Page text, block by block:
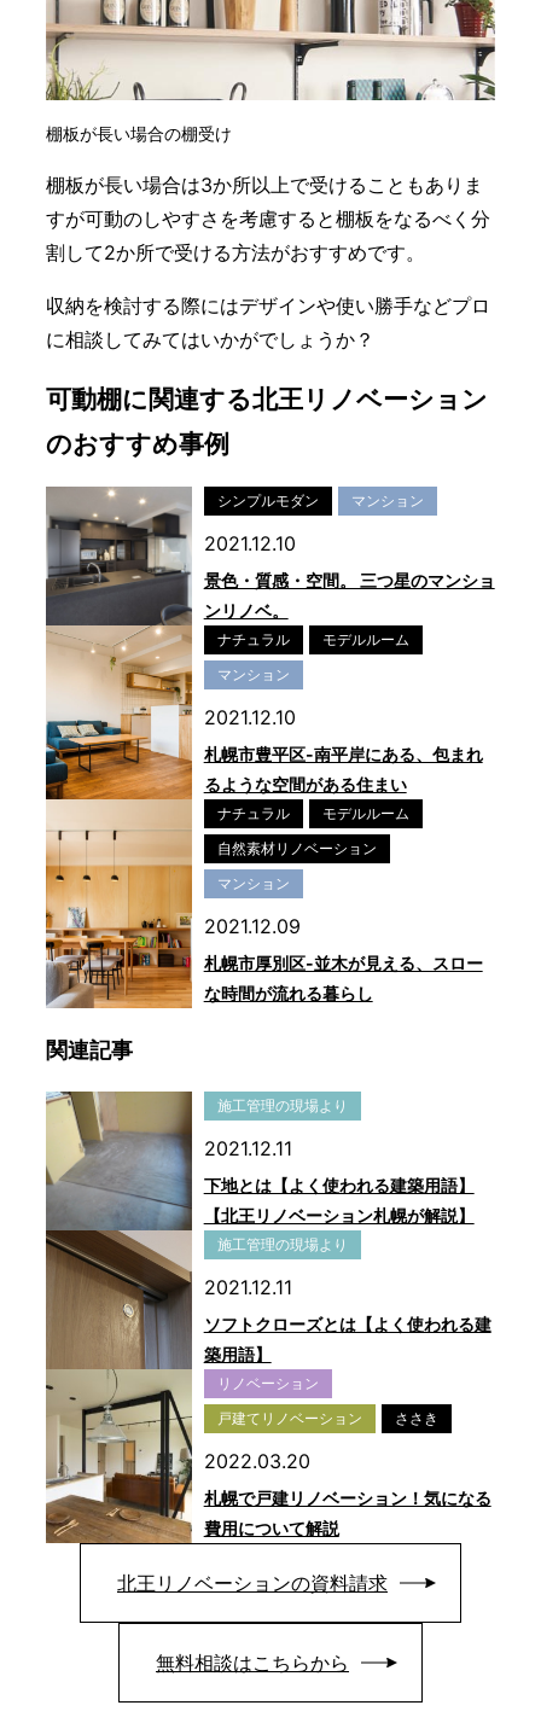
棚板が長い場合の棚受け
棚板が長い場合は3か所以上で受けることもありま
すが可動のしやすさを考慮すると棚板をなるべく分
割して2か所で受ける方法がおすすめです。
収納を検討する際にはデザインや使い勝手などプロ
に相談してみてはいかがでしょうか？
可動棚に関連する北王リノベーション
のおすすめ事例
シンプルモダン マンション
2021.12.10
景色・質感・空間。 三つ星のマンショ
ンリノベ。
ナチュラル
モデルルーム
マンション
2021.12.10
札幌市豊平区-南平岸にある、包まれ
るような空間がある住まい
ナチュラル
モデルルーム
自然素材リノベーション
マンション
2021.12.09
札幌市厚別区-並木が見える、スロー
な時間が流れる暮らし
関連記事
施工管理の現場より
2021.12.11
下地とは【よく使われる建築用語】
【北王リノベーション札幌が解説】
施工管理の現場より
2021.12.11
ソフトクローズとは【よく使われる建
築用語】
リノベーション
戸建てリノベーション
ささき
2022.03.20
札幌で戸建リノベーション！気になる
費用について解説
北王リノベーションの資料請求
無料相談はこちらから